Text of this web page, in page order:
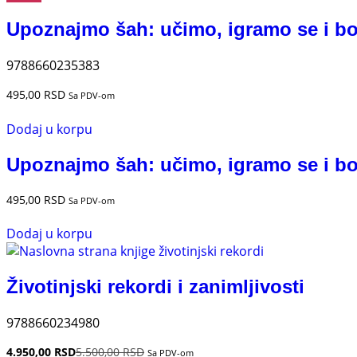
Upoznajmo šah: učimo, igramo se i
9788660235383
495,00 RSD Sa PDV-om
Dodaj u korpu
Upoznajmo šah: učimo, igramo se i
495,00 RSD Sa PDV-om
Dodaj u korpu
Životinjski rekordi i zanimljivosti
9788660234980
4.950,00 RSD5.500,00RSD Sa PDV-om